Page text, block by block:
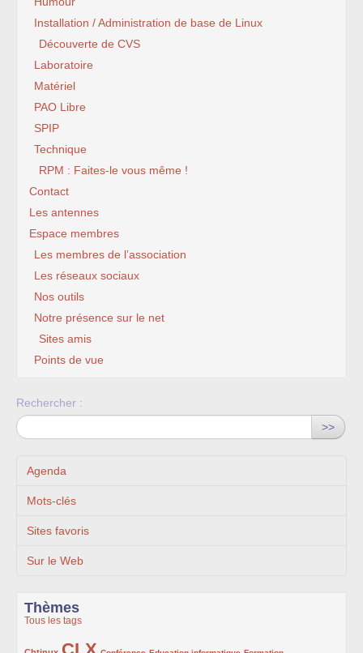
Installation / Administration de base de Linux
Découverte de CVS
Laboratoire
Matériel
PAO Libre
SPIP
Technique
RPM : Faites-le vous même !
Contact
Les antennes
Espace membres
Les membres de l’association
Les réseaux sociaux
Nos outils
Notre présence sur le net
Sites amis
Points de vue
Rechercher :
>>
Agenda
Mots-clés
Sites favoris
Sur le Web
Thèmes
Tous les tags
222/1002
1002/1002
132/1002
119/1002
168/1002